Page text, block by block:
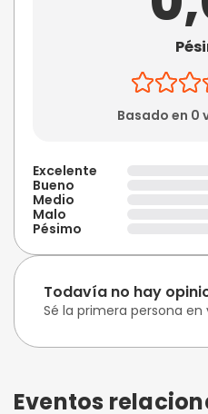
Basado en 0
Excelente
Bueno
Medio
Malo
Pésimo
Todavía no hay
Sé la primera persona
Eventos